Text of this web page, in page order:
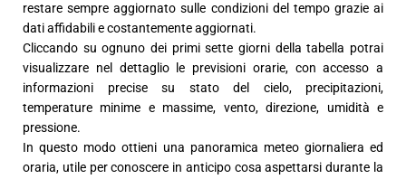
restare sempre aggiornato sulle condizioni del tempo grazie ai
dati affidabili e costantemente aggiornati.
Cliccando su ognuno dei primi sette giorni della tabella potrai
visualizzare nel dettaglio le previsioni orarie, con accesso a
informazioni precise su stato del cielo, precipitazioni,
temperature minime e massime, vento, direzione, umidità e
pressione.
In questo modo ottieni una panoramica meteo giornaliera ed
oraria, utile per conoscere in anticipo cosa aspettarsi durante la